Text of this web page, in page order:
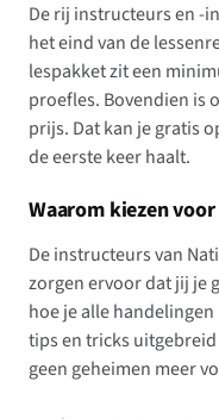
De rij instructeurs en -
het eind van de
lespakket zit een
proefles. Bovendien is
prijs. Dat kan je gratis
de eerste keer haalt.
Waarom kiezen
De instructeurs van
zorgen ervoor dat jij je
hoe je alle
tips en tricks
geen geheimen meer